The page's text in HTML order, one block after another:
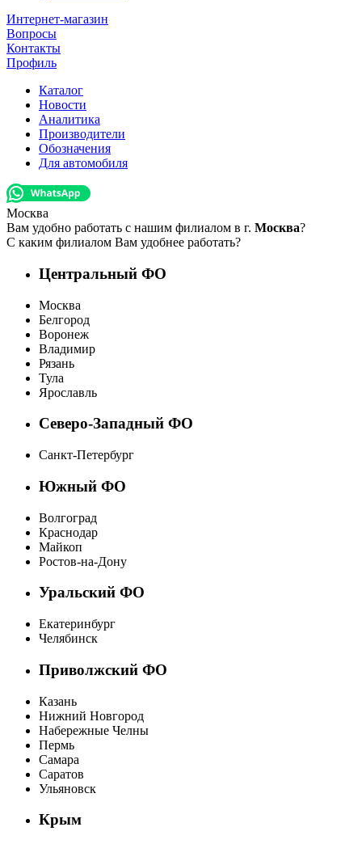
Интернет-магазин
Вопросы
Контакты
Профиль
Каталог
Новости
Аналитика
Производители
Обозначения
Для автомобиля
Москва
Вам удобно работать с нашим филиалом в г. Москва?
С каким филиалом Вам удобнее работать?
Центральный ФО
Москва
Белгород
Воронеж
Владимир
Рязань
Тула
Ярославль
Северо-Западный ФО
Санкт-Петербург
Южный ФО
Волгоград
Краснодар
Майкоп
Ростов-на-Дону
Уральский ФО
Екатеринбург
Челябинск
Приволжский ФО
Казань
Нижний Новгород
Набережные Челны
Пермь
Самара
Саратов
Ульяновск
Крым